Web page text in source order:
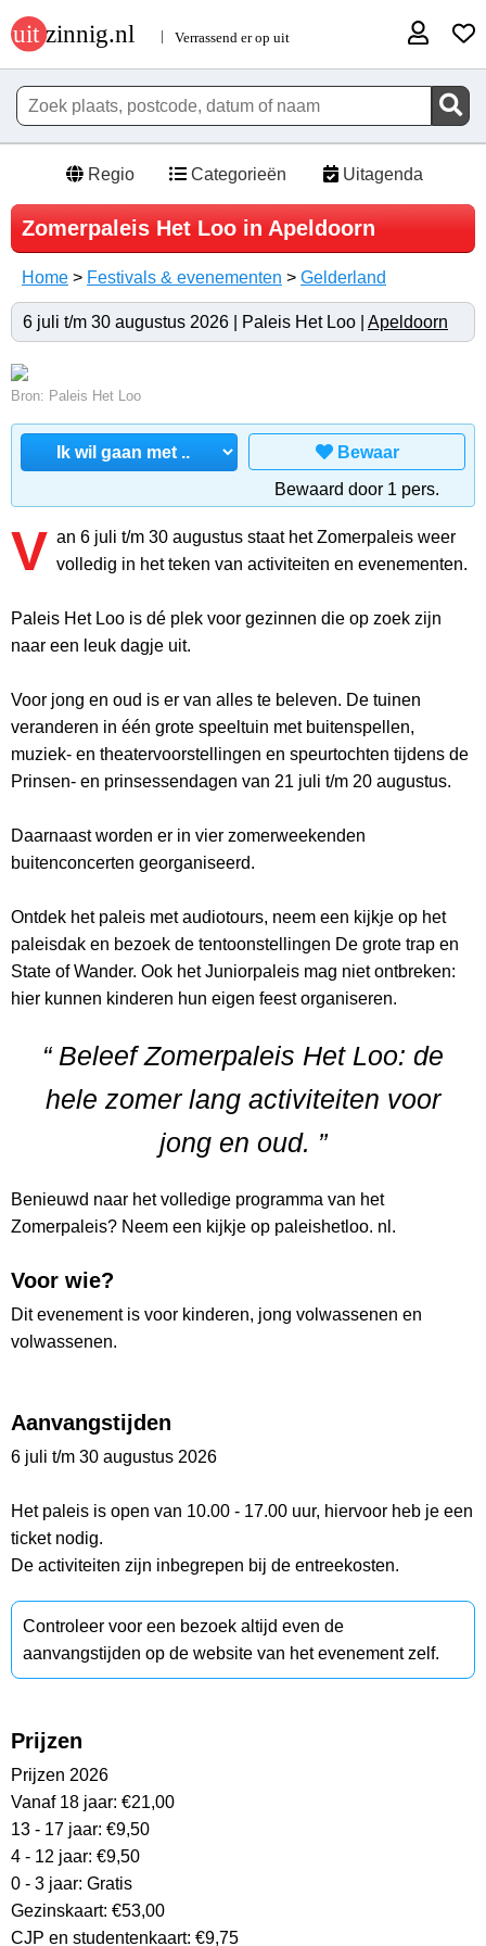
Regio Categorieën Uitagenda
Zomerpaleis Het Loo in Apeldoorn
Home > Festivals & evenementen > Gelderland
6 juli t/m 30 augustus 2026 | Paleis Het Loo | Apeldoorn
Bron: Paleis Het Loo
Bewaar
Bewaard door 1 pers.
V an 6 juli t/m 30 augustus staat het Zomerpaleis weer
volledig in het teken van activiteiten en evenementen.
Paleis Het Loo is dé plek voor gezinnen die op zoek zijn
naar een leuk dagje uit.
Voor jong en oud is er van alles te beleven. De tuinen
veranderen in één grote speeltuin met buitenspellen,
muziek- en theatervoorstellingen en speurtochten tijdens de
Prinsen- en prinsessendagen van 21 juli t/m 20 augustus.
Daarnaast worden er in vier zomerweekenden
buitenconcerten georganiseerd.
Ontdek het paleis met audiotours, neem een kijkje op het
paleisdak en bezoek de tentoonstellingen De grote trap en
State of Wander. Ook het Juniorpaleis mag niet ontbreken:
hier kunnen kinderen hun eigen feest organiseren.
“ Beleef Zomerpaleis Het Loo: de
hele zomer lang activiteiten voor
jong en oud. ”
Benieuwd naar het volledige programma van het
Zomerpaleis? Neem een kijkje op paleishetloo. nl.
Voor wie?
Dit evenement is voor kinderen, jong volwassenen en
volwassenen.
Aanvangstijden
6 juli t/m 30 augustus 2026
Het paleis is open van 10.00 - 17.00 uur, hiervoor heb je een
ticket nodig.
De activiteiten zijn inbegrepen bij de entreekosten.
Controleer voor een bezoek altijd even de
aanvangstijden op de website van het evenement zelf.
Prijzen
Prijzen 2026
Vanaf 18 jaar: €21,00
13 - 17 jaar: €9,50
4 - 12 jaar: €9,50
0 - 3 jaar: Gratis
Gezinskaart: €53,00
CJP en studentenkaart: €9,75